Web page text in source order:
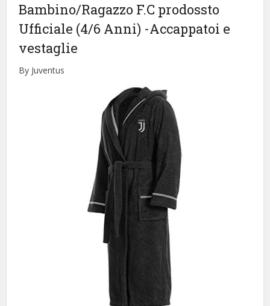
Bambino/Ragazzo F.C prodossto
Ufficiale (4/6 Anni) -Accappatoi e
vestaglie
By Juventus